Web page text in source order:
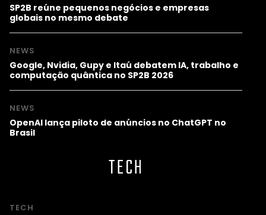
SP2B reúne pequenos negócios e empresas
globais no mesmo debate
NEWS
Google, Nvidia, Gupy e Itaú debatem IA, trabalho e
computação quântica no SP2B 2026
NEWS
OpenAI lança piloto de anúncios no ChatGPT no
Brasil
TECH
TECH